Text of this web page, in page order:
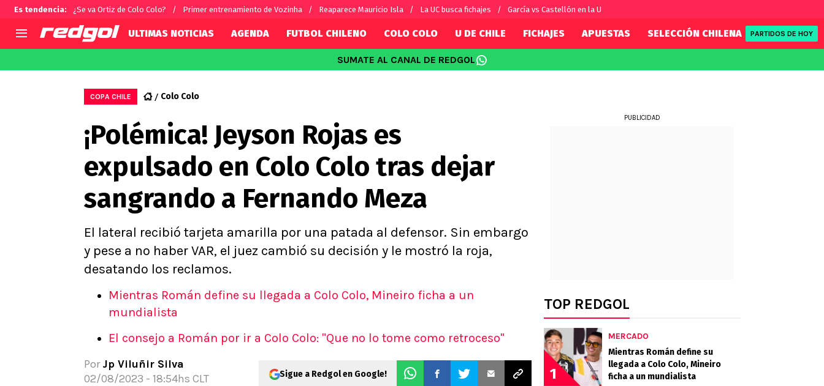
Es tendencia: ¿Se va Ortiz de Colo Colo? Primer entrenamiento de Vozinha Reaparece Mauricio Isla La UC busca fichajes García vs Castellón en la U
Selección Chilena
U de Chile
U Católica
Campeonato Nacional
Primera B
Segunda División
Copa Chile
Supercopa Chile
Campeonato Femenino
Alexis Sánchez
Carlos Palacios
Chilenos por el mundo
Fútbol Argentino
Fútbol Brasileño
Premier League
Serie A
Apuesta del día
ULTIMAS NOTICIAS AGENDA FUTBOL CHILENO COLO COLO U DE CHILE FICHAJES APUESTAS SELECCIÓN CHILENA REDSPORT
PARTIDOS DE HOY
SUMATE AL CANAL DE REDGOL
COPA CHILE Colo Colo
¡Polémica! Jeyson Rojas es
expulsado en Colo Colo tras dejar
sangrando a Fernando Meza
El lateral recibió tarjeta amarilla por una patada al defensor. Sin embargo
y pese a no haber VAR, el juez cambió su decisión y le mostró la roja,
desatando los reclamos.
Mientras Román define su llegada a Colo Colo, Mineiro ficha a un
mundialista
El consejo a Román por ir a Colo Colo: "Que no lo tome como retroceso"
Por Jp Viluñir Silva
02/08/2023 - 18:54hs CLT
Sigue a Redgol en Google!
PUBLICIDAD
TOP REDGOL
1
MERCADO
Mientras Román define su
llegada a Colo Colo, Mineiro
ficha a un mundialista